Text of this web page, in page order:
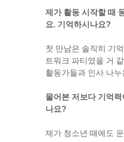
제가 활동 시작할 때
요. 기억하시나요?
첫 만남은 솔직히 기
트워크 파티였을 거
활동가들과 인사 나
물어본 저보다 기억
나요?
제가 청소년 때에도